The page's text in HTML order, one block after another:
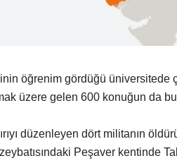
öğrenim gördüğü üniversitede
üzere gelen 600 konuğun da
düzenleyen dört militanın
Peşaver kentinde